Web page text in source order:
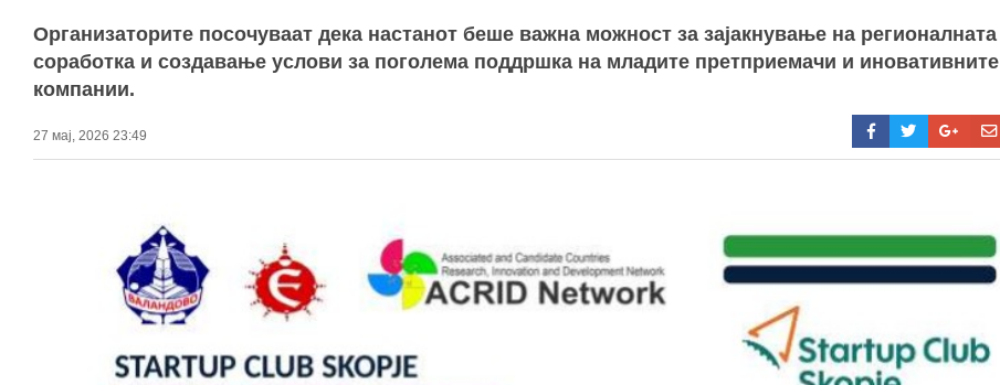
Организаторите посочуваат дека настанот беше важна можност за зајакнување на регионалната
соработка и создавање услови за поголема поддршка на младите претприемачи и иновативните
компании.
27 мај, 2026 23:49